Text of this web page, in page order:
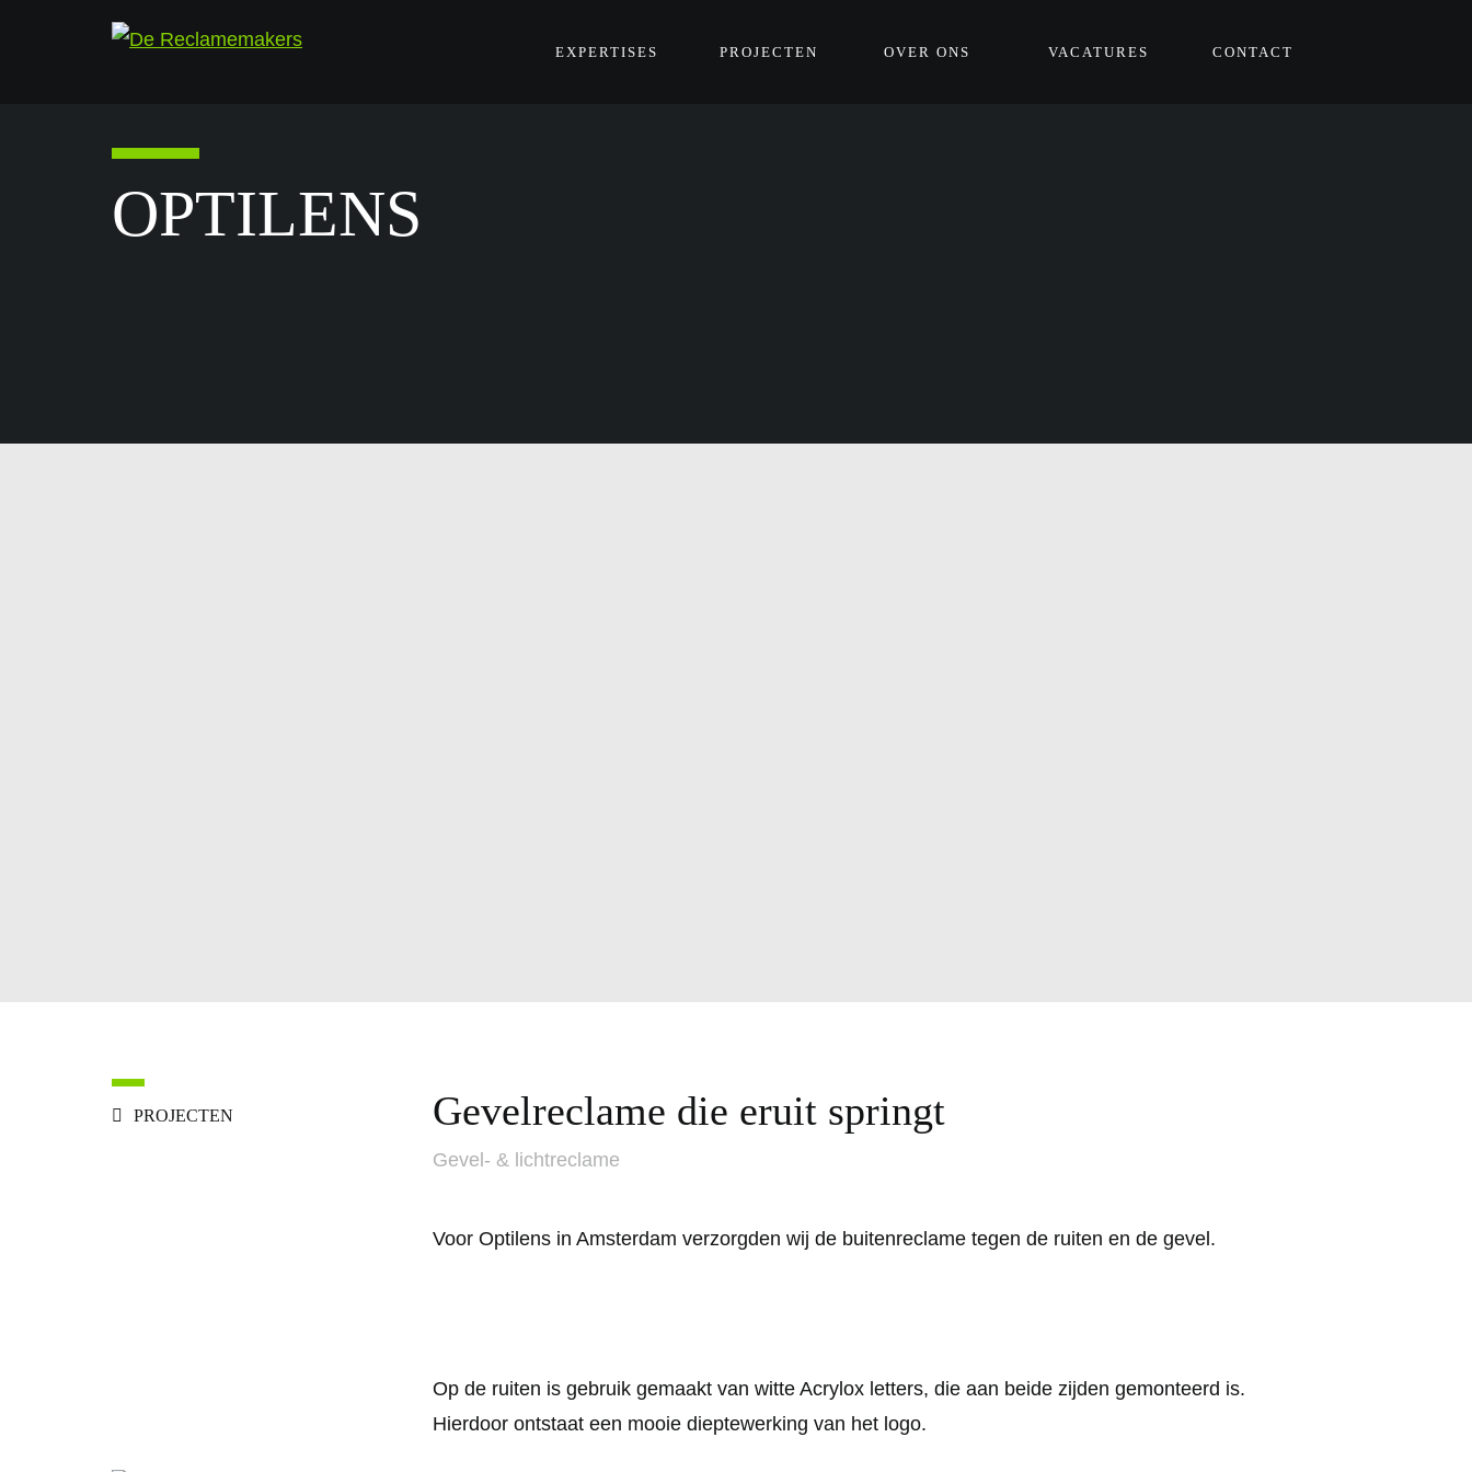
EXPERTISES PROJECTEN OVER ONS VACATURES CONTACT
OPTILENS
PROJECTEN Gevelreclame die eruit springt
Gevel- & lichtreclame
Voor Optilens in Amsterdam verzorgden wij de buitenreclame tegen de ruiten en de gevel.
Op de ruiten is gebruik gemaakt van witte Acrylox letters, die aan beide zijden gemonteerd is.
Hierdoor ontstaat een mooie dieptewerking van het logo.